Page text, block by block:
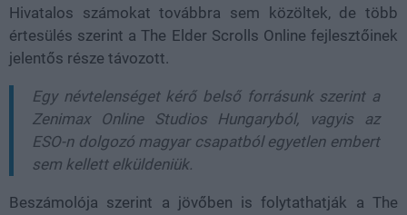
Hivatalos számokat továbbra sem közöltek, de több
értesülés szerint aThe Elder Scrolls Online fejlesztőinek
jelentős része távozott.
Egy névtelenséget kérő belső forrásunk szerint a
Zenimax Online Studios Hungaryból, vagyis az
ESO-n dolgozó magyar csapatból egyetlen embert
sem kellett elküldeniük.
Beszámolója szerint a jövőben is folytathatják a The